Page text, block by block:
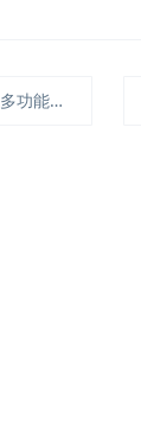
物效率仪